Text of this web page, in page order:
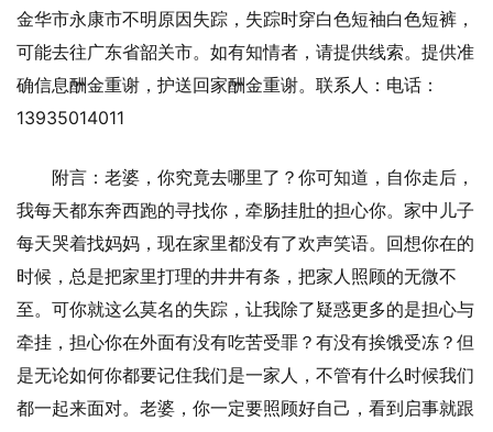
金华市永康市不明原因失踪，失踪时穿白色短袖白色短裤，
可能去往广东省韶关市。如有知情者，请提供线索。提供准
确信息酬金重谢，护送回家酬金重谢。联系人：电话：
13935014011
附言：老婆，你究竟去哪里了？你可知道，自你走后，
我每天都东奔西跑的寻找你，牵肠挂肚的担心你。家中儿子
每天哭着找妈妈，现在家里都没有了欢声笑语。回想你在的
时候，总是把家里打理的井井有条，把家人照顾的无微不
至。可你就这么莫名的失踪，让我除了疑惑更多的是担心与
牵挂，担心你在外面有没有吃苦受罪？有没有挨饿受冻？但
是无论如何你都要记住我们是一家人，不管有什么时候我们
都一起来面对。老婆，你一定要照顾好自己，看到启事就跟